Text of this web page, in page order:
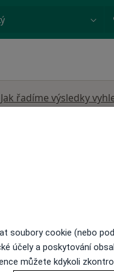
region
Jak řadíme výsledky
11 Srpen 12 Srpen
soubory cookie (nebo
účely a poskytování
můžete kdykoli